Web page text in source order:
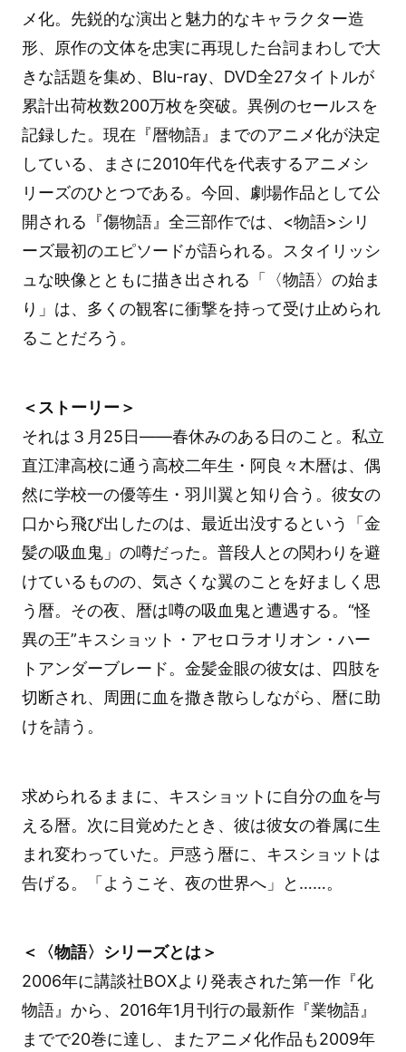
メ化。先鋭的な演出と魅力的なキャラクター造
形、原作の文体を忠実に再現した台詞まわしで大
きな話題を集め、Blu-ray、DVD全27タイトルが
累計出荷枚数200万枚を突破。異例のセールスを
記録した。現在『暦物語』までのアニメ化が決定
している、まさに2010年代を代表するアニメシ
リーズのひとつである。今回、劇場作品として公
開される『傷物語』全三部作では、<物語>シリ
ーズ最初のエピソードが語られる。スタイリッシ
ュな映像とともに描き出される「〈物語〉の始ま
り」は、多くの観客に衝撃を持って受け止められ
ることだろう。
＜ストーリー＞
それは３月25日——春休みのある日のこと。私立
直江津高校に通う高校二年生・阿良々木暦は、偶
然に学校一の優等生・羽川翼と知り合う。彼女の
口から飛び出したのは、最近出没するという「金
髪の吸血鬼」の噂だった。普段人との関わりを避
けているものの、気さくな翼のことを好ましく思
う暦。その夜、暦は噂の吸血鬼と遭遇する。“怪
異の王”キスショット・アセロラオリオン・ハー
トアンダーブレード。金髪金眼の彼女は、四肢を
切断され、周囲に血を撒き散らしながら、暦に助
けを請う。
求められるままに、キスショットに自分の血を与
える暦。次に目覚めたとき、彼は彼女の眷属に生
まれ変わっていた。戸惑う暦に、キスショットは
告げる。「ようこそ、夜の世界へ」と……。
＜〈物語〉シリーズとは＞
2006年に講談社BOXより発表された第一作『化
物語』から、2016年1月刊行の最新作『業物語』
までで20巻に達し、またアニメ化作品も2009年